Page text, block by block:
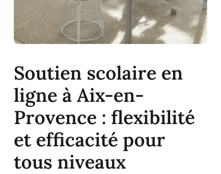
Soutien scolaire en
ligne à Aix-en-
Provence : flexibilité
et efficacité pour
tous niveaux